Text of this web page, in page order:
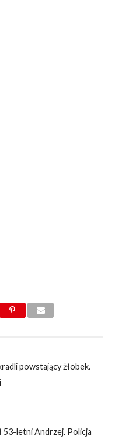
powstający żłobek.
53-letni Andrzej. Policja